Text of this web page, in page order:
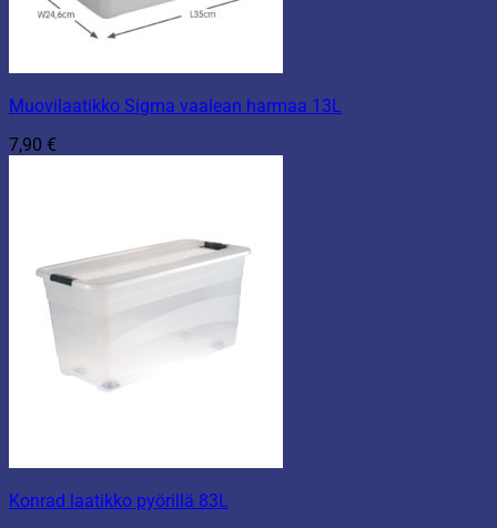
Muovilaatikko Sigma vaalean harmaa 13L
7,90 €
Konrad laatikko pyörillä 83L